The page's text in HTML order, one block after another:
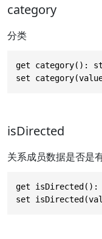
category
分类
get category():
set
isDirected
关系成员数据是否是
get isDirected():
set